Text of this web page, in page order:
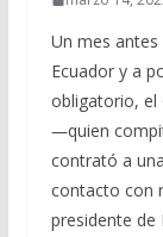
Un mes
Ecuador y a
obligatorio, el
―quien
contrató a
contacto con
presidente de